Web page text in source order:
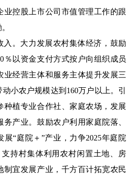
业控股上市公司市值管理工作的跟
入。大力发展农村集体经济，鼓励
％以资金支付方式按户向组织成员
业经营主体和服务主体提升发展三
小农户规模达到160万户以上。引
种植专业合作社、家庭农场，发展
务产业。鼓励农户利用家庭院落、
展“庭院＋”产业，力争2025年庭院
持村集体利用农村闲置土地、房
制宜发展产业，千方百计拓宽农民